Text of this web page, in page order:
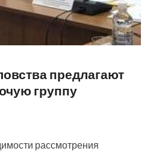
предлагают
группу
рассмотрения